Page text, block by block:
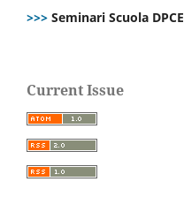
>>> Seminari Scuola DPCE
Current Issue